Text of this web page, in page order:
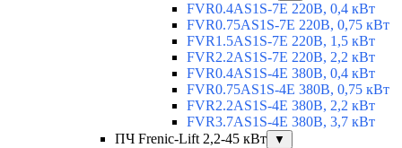
FVR0.4AS1S-7E 220В, 0,4 кВт
FVR0.75AS1S-7E 220В, 0,75 кВт
FVR1.5AS1S-7E 220В, 1,5 кВт
FVR2.2AS1S-7E 220В, 2,2 кВт
FVR0.4AS1S-4E 380В, 0,4 кВт
FVR0.75AS1S-4E 380В, 0,75 кВт
FVR2.2AS1S-4E 380В, 2,2 кВт
FVR3.7AS1S-4E 380В, 3,7 кВт
ПЧ Frenic-Lift 2,2-45 кВт
▼